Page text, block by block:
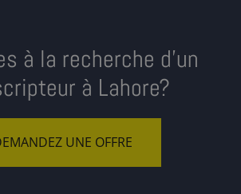
à la recherche d’un
à Lahore?
UNE OFFRE